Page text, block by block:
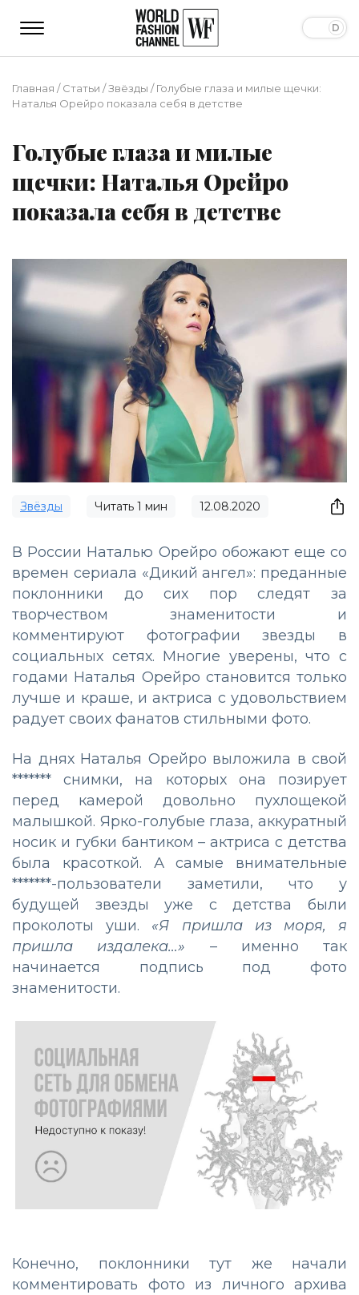
Главная /Статьи /Звёзды /Голубые глаза и милые щечки:
Наталья Орейро показала себя в детстве
Голубые глаза и милые
щечки: Наталья Орейро
показала себя в детстве
Звёзды Читать 1 мин 12.08.2020
В России Наталью Орейро обожают еще со
времен сериала «Дикий ангел»: преданные
поклонники до сих пор следят за
творчеством знаменитости и
комментируют фотографии звезды в
социальных сетях. Многие уверены, что с
годами Наталья Орейро становится только
лучше и краше, и актриса с удовольствием
радует своих фанатов стильными фото.
На днях Наталья Орейро выложила в свой
******* снимки, на которых она позирует
перед камерой довольно пухлощекой
малышкой. Ярко-голубые глаза, аккуратный
носик и губки бантиком – актриса с детства
была красоткой. А самые внимательные
*******-пользователи заметили, что у
будущей звезды уже с детства были
проколоты уши. «Я пришла из моря, я
пришла издалека…» – именно так
начинается подпись под фото
знаменитости.
Конечно, поклонники тут же начали
комментировать фото из личного архива